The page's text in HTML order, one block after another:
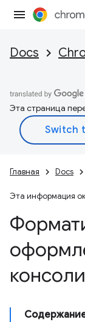
Docs
Эта страница
Главная Docs
Эта информация
консоли